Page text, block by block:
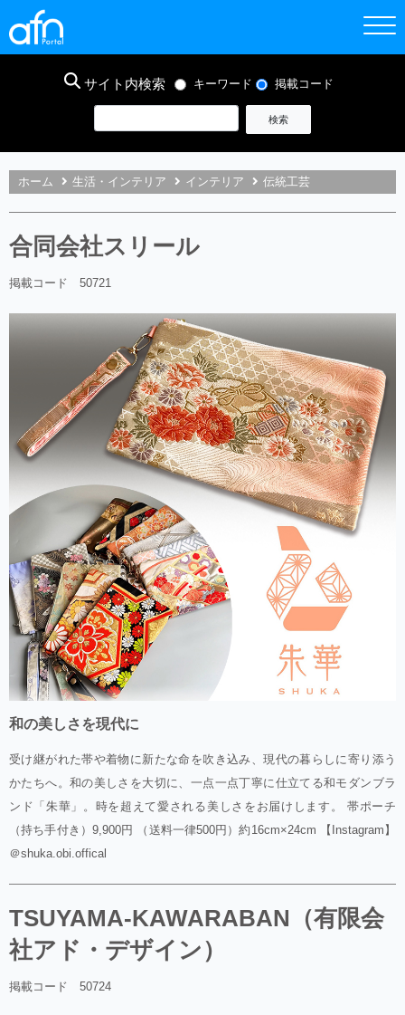
サイト内検索 キーワード 掲載コード
ホーム 生活・インテリア インテリア 伝統工芸
合同会社スリール
掲載コード 50721
和の美しさを現代に
受け継がれた帯や着物に新たな命を吹き込み、現代の暮らしに寄り添う
かたちへ。和の美しさを大切に、一点一点丁寧に仕立てる和モダンブラ
ンド「朱華」。時を超えて愛される美しさをお届けします。 帯ポーチ
（持ち手付き）9,900円 （送料一律500円）約16cm×24cm 【Instagram】
＠shuka.obi.offical
TSUYAMA-KAWARABAN（有限会
社アド・デザイン）
掲載コード 50724